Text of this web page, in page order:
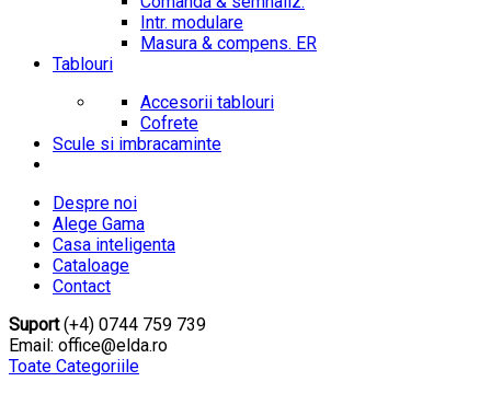
Intr. modulare
Masura & compens. ER
Tablouri
Accesorii tablouri
Cofrete
Scule si imbracaminte
Despre noi
Alege Gama
Casa inteligenta
Cataloage
Contact
Suport(+4) 0744 759 739
Email: office@elda.ro
Toate Categoriile